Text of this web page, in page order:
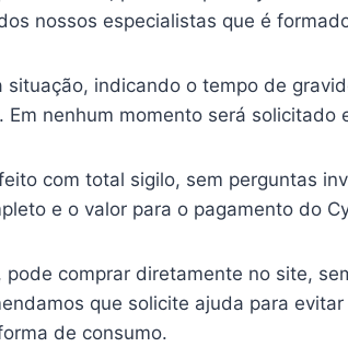
nossos especialistas que é
situação, indicando o tempo de
Em nenhum momento será solicitado
com total sigilo, sem perguntas
e o valor para o pagamento do
pode comprar diretamente no site,
que solicite ajuda para
de consumo.